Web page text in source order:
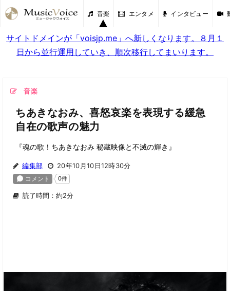
音楽 エンタメ インタビュー
サイトドメインが「voisjp.me」へ新しくなります。８月１
日から並行運用していき、順次移行してまいります。
音楽
ちあきなおみ、喜怒哀楽を表現する緩急
自在の歌声の魅力
『魂の歌！ちあきなおみ 秘蔵映像と不滅の輝き』
編集部 20年10月10日12時30分
読了時間：約2分